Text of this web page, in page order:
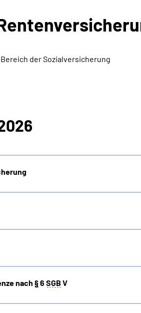
der Sozialversicherung
nach §6 SGB V